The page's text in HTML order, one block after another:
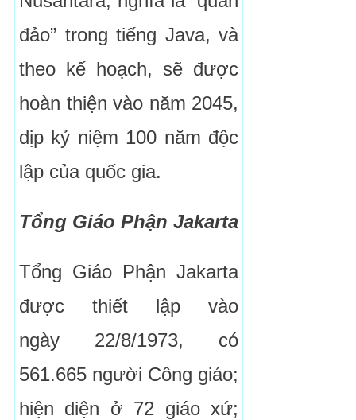
đảo” trong tiếng Java, và
theo kế hoạch, sẽ được
hoàn thiện vào năm 2045,
dịp kỷ niệm 100 năm độc
lập của quốc gia.
Tổng Giáo Phận Jakarta
Tổng Giáo Phận Jakarta
được thiết lập vào
ngày 22/8/1973, có
561.665 người Công giáo;
hiện diện ở 72 giáo xứ;